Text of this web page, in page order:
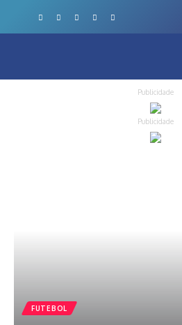
Publicidade
Publicidade
FUTEBOL